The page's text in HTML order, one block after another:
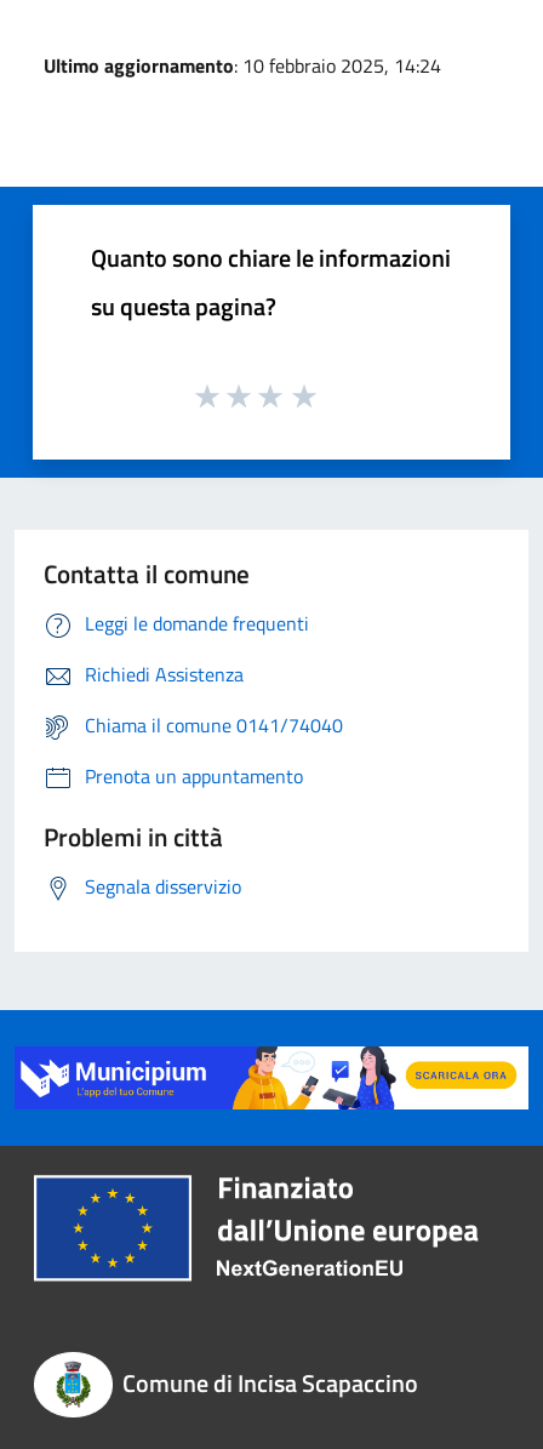
Ultimo aggiornamento: 10 febbraio 2025, 14:24
Quanto sono chiare le informazioni
su questa pagina?
Contatta il comune
Leggi le domande frequenti
Richiedi Assistenza
Chiama il comune 0141/74040
Prenota un appuntamento
Problemi in città
Segnala disservizio
Comune di Incisa Scapaccino